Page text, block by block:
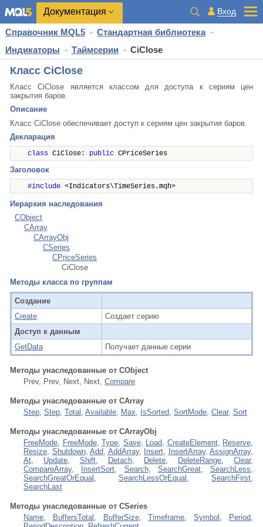
Документация Вход
Справочник MQL5
Стандартная библиотека
Индикаторы
Таймсерии CiClose
Класс CiClose
Класс CiClose является классом для доступа к сериям цен
закрытия баров.
Описание
Класс CiClose обеспечивает доступ к сериям цен закрытия баров.
Декларация
class CiClose: public CPriceSeries
Заголовок
#include <Indicators\TimeSeries.mqh>
Иерархия наследования
CObject
CArray
CArrayObj
CSeries
CPriceSeries
CiClose
Методы класса по группам
Создание
Create
Создает серию
Доступ к данным
GetData
Получает данные серии
Методы унаследованные от CObject
Prev, Prev, Next, Next, Compare
Методы унаследованные от CArray
Step, Step, Total , Available, Max, IsSorted, SortMode, Clear, Sort
Методы унаследованные от CArrayObj
FreeMode, FreeMode, Type, Save, Load, CreateElement, Reserve,
Resize, Shutdown, Add, AddArray, Insert, InsertArray, AssignArray,
At, Update, Shift, Detach, Delete, DeleteRange,Clear,
CompareArray, InsertSort, Search, SearchGreat, SearchLess,
SearchGreatOrEqual , SearchLessOrEqual , SearchFirst,
SearchLast
Методы унаследованные от CSeries
Name, BuffersTotal , BufferSize,Timeframe,Symbol , Period,